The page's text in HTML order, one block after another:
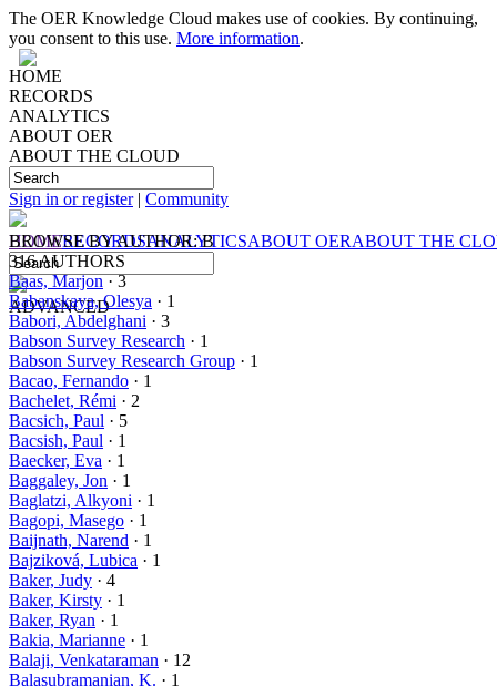
The OER Knowledge Cloud makes use of cookies. By continuing,
you consent to this use. More information.
HOME
RECORDS
ANALYTICS
ABOUT OER
ABOUT THE CLOUD
Sign in or register| Community
HOMERECORDSANALYTICSABOUT OERABOUT THE
ADVANCED
BROWSE BYAUTHOR: B
316 AUTHORS
Baas, Marjon· 3
Babanskaya, Olesya · 1
Babori, Abdelghani · 3
Babson Survey Research · 1
Babson Survey Research Group · 1
Bacao, Fernando · 1
Bachelet, Rémi · 2
Bacsich, Paul · 5
Bacsish, Paul · 1
Baecker, Eva · 1
Baggaley, Jon · 1
Baglatzi, Alkyoni · 1
Bagopi, Masego · 1
Baijnath, Narend · 1
Bajziková, Lubica · 1
Baker, Judy · 4
Baker, Kirsty · 1
Baker, Ryan · 1
Bakia, Marianne · 1
Balaji, Venkataraman · 12
Balasubramanian, K. · 1